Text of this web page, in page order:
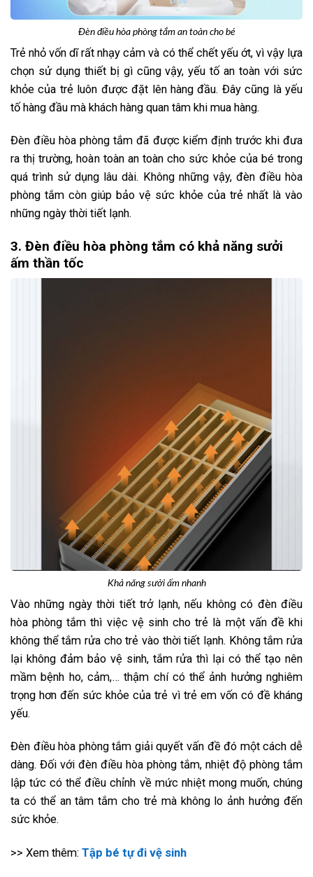
Đèn điều hòa phòng tắm an toàn cho bé
Trẻ nhỏ vốn dĩ rất nhạy cảm và có thể chết yếu ớt, vì vậy lựa
chọn sử dụng thiết bị gì cũng vậy, yếu tố an toàn với sức
khỏe của trẻ luôn được đặt lên hàng đầu. Đây cũng là yếu
tố hàng đầu mà khách hàng quan tâm khi mua hàng.
Đèn điều hòa phòng tắm đã được kiểm định trước khi đưa
ra thị trường, hoàn toàn an toàn cho sức khỏe của bé trong
quá trình sử dụng lâu dài. Không những vậy, đèn điều hòa
phòng tắm còn giúp bảo vệ sức khỏe của trẻ nhất là vào
những ngày thời tiết lạnh.
3. Đèn điều hòa phòng tắm có khả năng sưởi
ấm thần tốc
Khả năng sưởi ấm nhanh
Vào những ngày thời tiết trở lạnh, nếu không có đèn điều
hòa phòng tắm thì việc vệ sinh cho trẻ là một vấn đề khi
không thể tắm rửa cho trẻ vào thời tiết lạnh. Không tắm rửa
lại không đảm bảo vệ sinh, tắm rửa thì lại có thể tạo nên
mầm bệnh ho, cảm,… thậm chí có thể ảnh hưởng nghiêm
trọng hơn đến sức khỏe của trẻ vì trẻ em vốn có đề kháng
yếu.
Đèn điều hòa phòng tắm giải quyết vấn đề đó một cách dễ
dàng. Đối với đèn điều hòa phòng tắm, nhiệt độ phòng tắm
lập tức có thể điều chỉnh về mức nhiệt mong muốn, chúng
ta có thể an tâm tắm cho trẻ mà không lo ảnh hưởng đến
sức khỏe.
>> Xem thêm: Tập bé tự đi vệ sinh